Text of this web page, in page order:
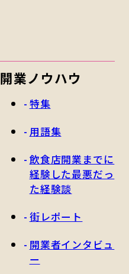
開業ノウハウ
特集
用語集
飲食店開業までに
経験した最悪だっ
た経験談
街レポート
開業者インタビュ
ー